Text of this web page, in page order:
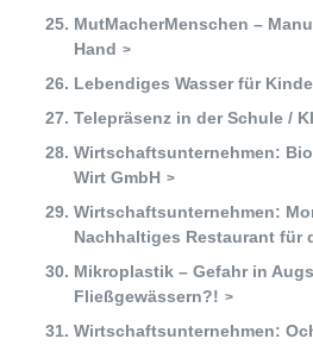
MutMacherMenschen –
Hand
Lebendiges Wasser für
Telepräsenz in der Schule /
Wirtschaftsunternehmen:
Wirt GmbH
Wirtschaftsunternehmen:
Nachhaltiges Restaurant für
Mikroplastik – Gefahr in
Fließgewässern?!
Wirtschaftsunternehmen: